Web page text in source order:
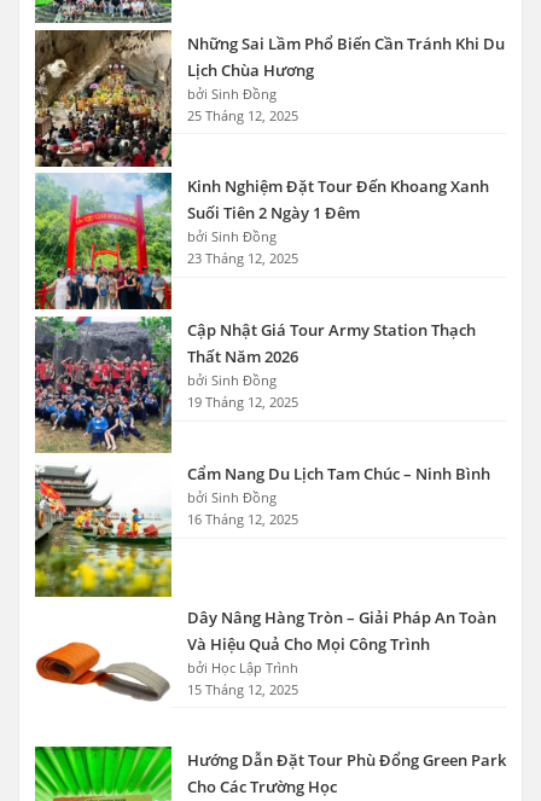
Những Sai Lầm Phổ Biến Cần Tránh Khi Du
Lịch Chùa Hương
bởi Sinh Đồng
25 Tháng 12, 2025
Kinh Nghiệm Đặt Tour Đến Khoang Xanh
Suối Tiên 2 Ngày 1 Đêm
bởi Sinh Đồng
23 Tháng 12, 2025
Cập Nhật Giá Tour Army Station Thạch
Thất Năm 2026
bởi Sinh Đồng
19 Tháng 12, 2025
Cẩm Nang Du Lịch Tam Chúc – Ninh Bình
bởi Sinh Đồng
16 Tháng 12, 2025
Dây Nâng Hàng Tròn – Giải Pháp An Toàn
Và Hiệu Quả Cho Mọi Công Trình
bởi Học Lập Trình
15 Tháng 12, 2025
Hướng Dẫn Đặt Tour Phù Đổng Green Park
Cho Các Trường Học